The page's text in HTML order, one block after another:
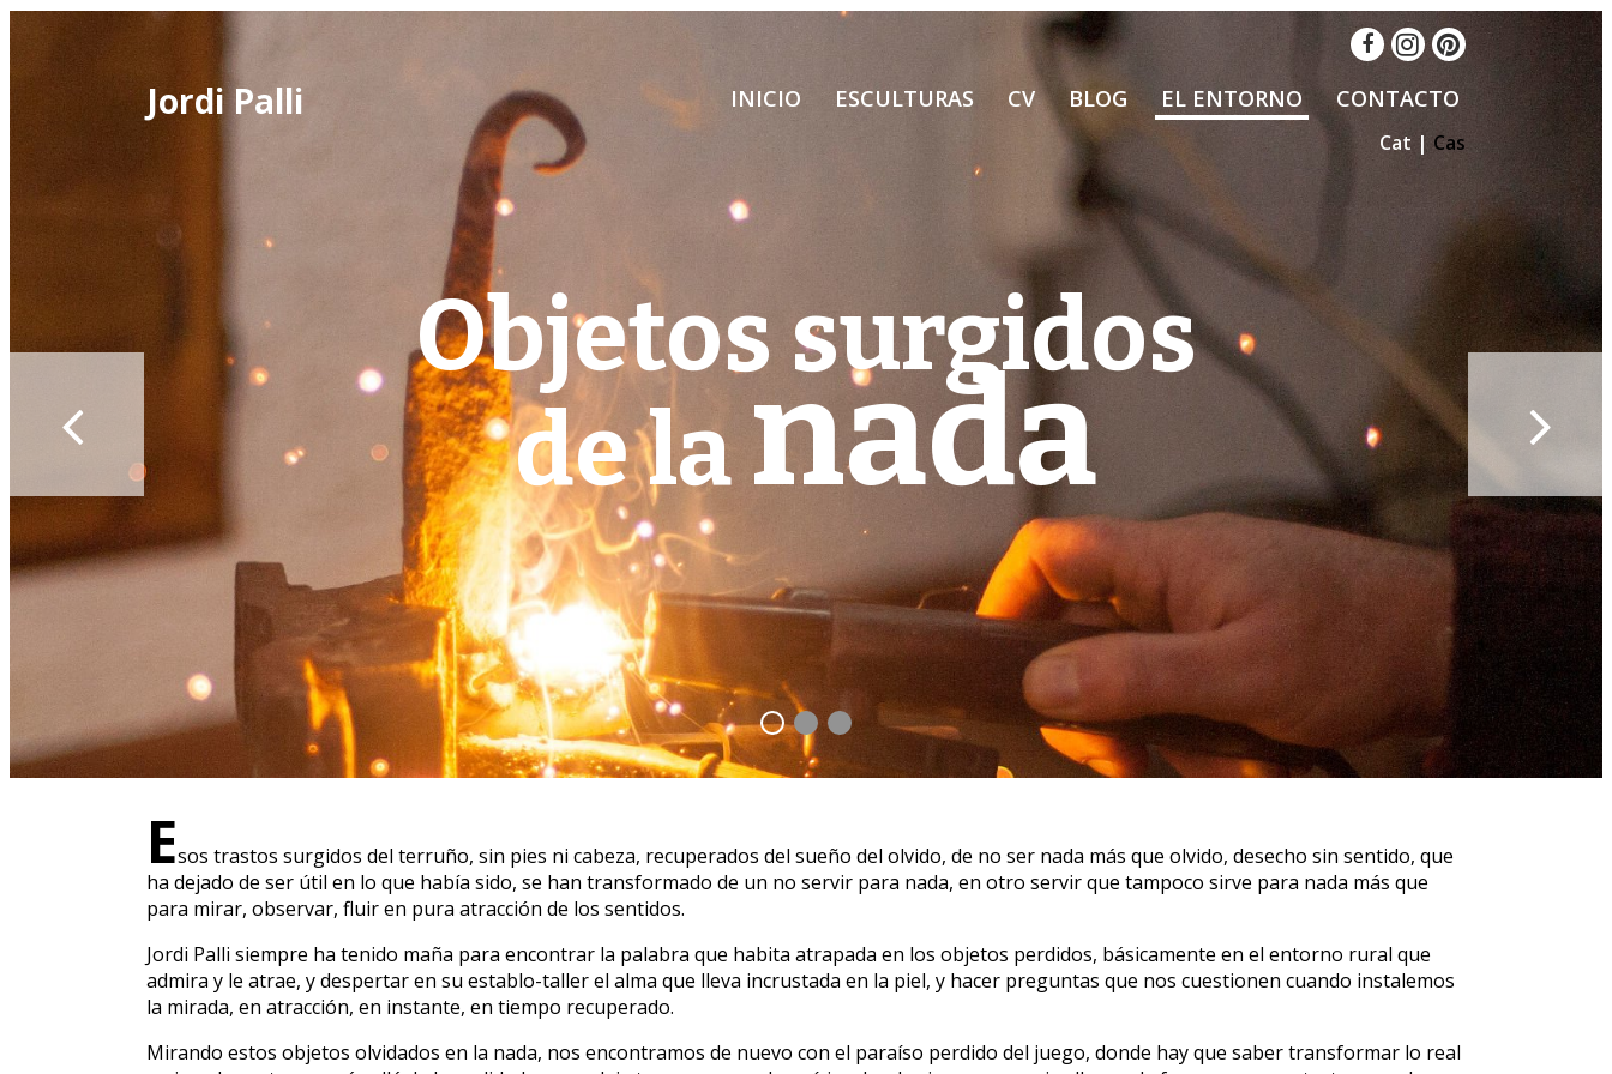
Jordi Palli INICIO ESCULTURAS CV BLOG EL ENTORNO CONTACTO
Cat Cas
Objetos surgidos
de lanada
Esos trastos surgidos del terruño, sin pies ni cabeza, recuperados del sueño del olvido, de no ser nada más que olvido, desecho sin sentido, que
ha dejado de ser útil en lo que había sido, se han transformado de un no servir para nada, en otro servir que tampoco sirve para nada más que
para mirar, observar, fluir en pura atracción de los sentidos.
Jordi Palli siempre ha tenido maña para encontrar la palabra que habita atrapada en los objetos perdidos, básicamente en el entorno rural que
admira y le atrae, y despertar en su establo-taller el alma que lleva incrustada en la piel, y hacer preguntas que nos cuestionen cuando instalemos
la mirada, en atracción, en instante, en tiempo recuperado.
Mirando estos objetos olvidados en la nada, nos encontramos de nuevo con el paraíso perdido del juego, donde hay que saber transformar lo real